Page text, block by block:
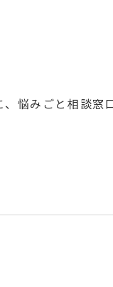
悩みごと相談窓